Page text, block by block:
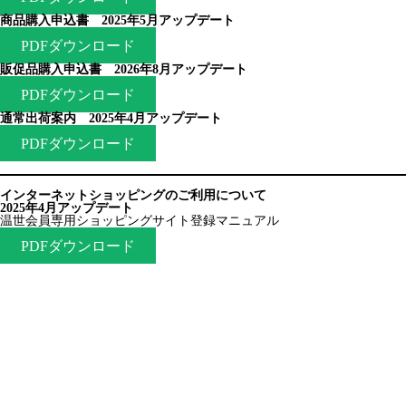
商品購入申込書 2025年5月アップデート
PDFダウンロード
販促品購入申込書 2026年8月アップデート
PDFダウンロード
通常出荷案内 2025年4月アップデート
PDFダウンロード
インターネットショッピングのご利用について
2025年4月アップデート
温世会員専用ショッピングサイト登録マニュアル
PDFダウンロード